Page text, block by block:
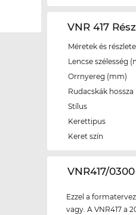
VNR 417
Méretek és
Lencse szélesség
Orrnyereg (mm)
Rudacskák hossza
Stílus
Kerettipus
Keret szín
‌VNR417/
Ezzel a
vagy. A VNR417 a